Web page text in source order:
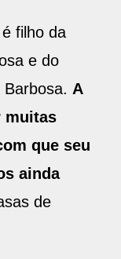
filho da
e do
A
muitas
que seu
ainda
de